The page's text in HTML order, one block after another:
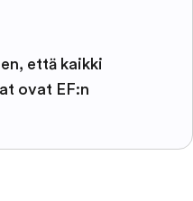
että kaikki
ovat EF:n